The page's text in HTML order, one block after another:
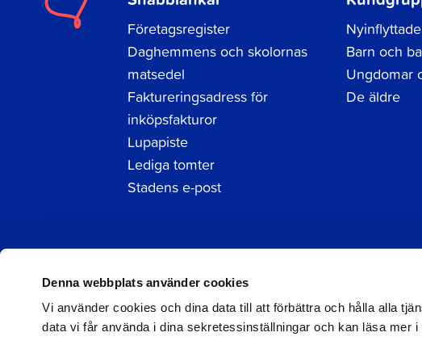
Denna webbplats använder cookies
Vi använder cookies och dina data till att förbättra och hålla alla
data vi får använda i dina sekretessinställningar och kan läsa mer i
Företagsregister
Daghemmens och skolornas
matsedel
Faktureringsadress för
inköpsfakturor
Lupapiste
Lediga tomter
Stadens e-post
Nyinflyttade
Barn och
Ungdomar
De äldre
Facebook
Instagram
LinkedIn